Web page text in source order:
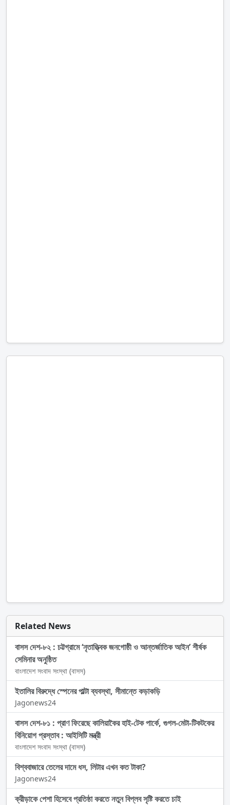
Related News
বাসস দেশ-৮২ : চট্টগ্রামে ‘নৃতাত্ত্বিক জনগোষ্ঠী ও আন্তর্জাতিক আইন’ শীর্ষক
সেমিনার অনুষ্ঠিত
বাংলাদেশ সংবাদ সংস্থা (বাসস)
ইতালির বিরুদ্ধে স্পেনের পাল্টা ব্যবস্থা, সীমান্তে কড়াকড়ি
Jagonews24
বাসস দেশ-৮১ : প্রাণ ফিরেছে কালিয়াকৈর হাই-টেক পার্কে, গুগল-মেটা-টিকটকের
বিনিয়োগ প্রস্তাব : আইসিটি মন্ত্রী
বাংলাদেশ সংবাদ সংস্থা (বাসস)
বিশ্ববাজারে তেলের দামে ধস, লিটার এখন কত টাকা?
Jagonews24
ক্রীড়াকে পেশা হিসেবে প্রতিষ্ঠা করতে নতুন বিপ্লব সৃষ্টি করতে চাই